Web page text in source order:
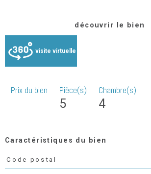
découvrir le bien
visite virtuelle
Prix du bien Pièce(s)
5
Chambre(s)
4
Caractéristiques du bien
Caractéristiques
Code postal